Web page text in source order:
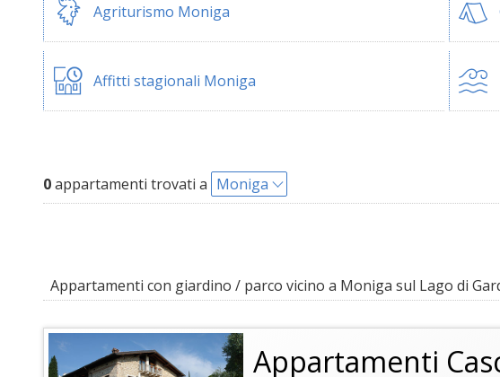
Agriturismo Moniga
Affitti stagionali Moniga
0appartamenti trovati a Moniga
Appartamenti con giardino / parco vicino a Moniga sul Lago di
Appartamenti